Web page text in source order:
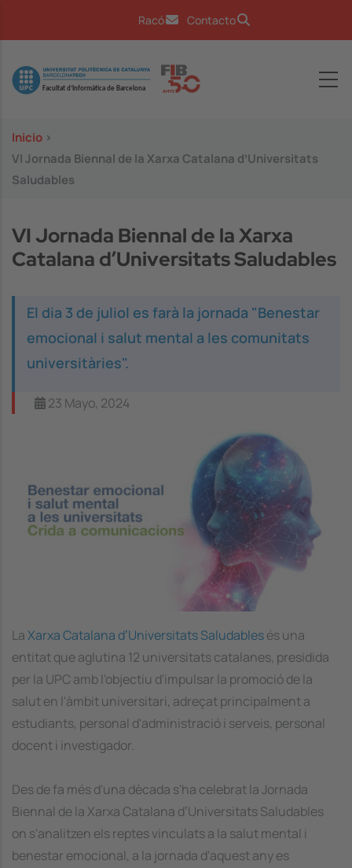
Racó Contacto
Image
Inicio >
VI Jornada Biennal de la Xarxa Catalana dʼUniversitats
Saludables
VI Jornada Biennal de la Xarxa
Catalana dʼUniversitats Saludables
El dia 3 de juliol es farà la jornada "Benestar
emocional i salut mental a les comunitats
universitàries".
23 Mayo, 2024
LaXarxa Catalana dʼUniversitats Saludablesés una
entitat que aglutina 12 universitats catalanes, presidida
per la UPC amb l'objectiu d'impulsar la promoció de la
salut en l'àmbit universitari, adreçat principalment a
estudiants, personal d'administració i serveis, personal
docent i investigador.
Des de fa més d'una dècada s'ha celebrat la Jornada
Biennal de la Xarxa Catalana dʼUniversitats Saludables
on s'analitzen els reptes vinculats a la salut mental i
benestar emocional, a la jornada d'aquest any es